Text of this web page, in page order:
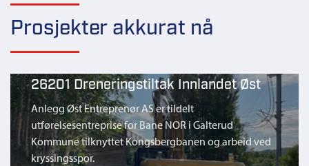
Prosjekter akkurat nå
26201 Dreneringstiltak Innlandet Øst
Anlegg Øst Entreprenør AS er tildelt
utførelsesentreprise for Bane NOR i Galterud
Kommune tilknyttet Kongsbergbanen og arbeid ved
kryssingsspor.